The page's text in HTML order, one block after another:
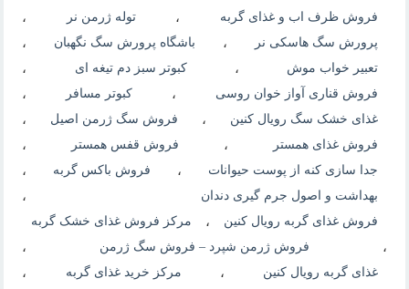
فروش ظرف اب و غذای گربه ، توله ژرمن نر ،
پرورش سگ هاسکی نر ، باشگاه پرورش سگ نگهبان ،
تعبیر خواب موش ، کبوتر سبز دم تیغه ای ،
فروش قناری آواز خوان روسی ، کبوتر مسافر ،
غذای خشک سگ رویال کنین ، فروش سگ ژرمن اصیل ،
فروش غذای همستر ، فروش قفس همستر ،
جدا سازی کنه از پوست حیوانات ، فروش باکس گربه ،
بهداشت و اصول جرم گیری دندان ،
فروش غذای گربه رویال کنین ، مرکز فروش غذای خشک گربه
، فروش ژرمن شپرد – فروش سگ ژرمن ،
غذای گربه رویال کنین ، مرکز خرید غذای گربه ،